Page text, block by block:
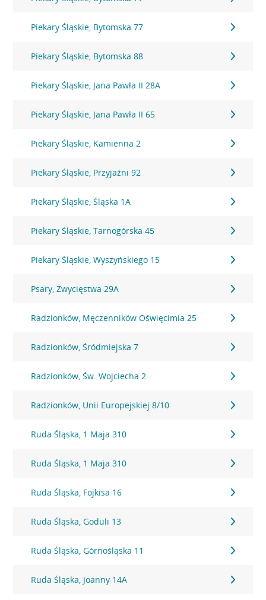
Piekary Śląskie, Bytomska 77
Piekary Śląskie, Bytomska 88
Piekary Śląskie, Jana Pawła II 28A
Piekary Śląskie, Jana Pawła II 65
Piekary Śląskie, Kamienna 2
Piekary Śląskie, Przyjaźni 92
Piekary Śląskie, Śląska 1A
Piekary Śląskie, Tarnogórska 45
Piekary Śląskie, Wyszyńskiego 15
Psary, Zwycięstwa 29A
Radzionków, Męczenników Oświęcimia 25
Radzionków, Śródmiejska 7
Radzionków, Św. Wojciecha 2
Radzionków, Unii Europejskiej 8/10
Ruda Śląska, 1 Maja 310
Ruda Śląska, 1 Maja 310
Ruda Śląska, Fojkisa 16
Ruda Śląska, Goduli 13
Ruda Śląska, Górnośląska 11
Ruda Śląska, Joanny 14A